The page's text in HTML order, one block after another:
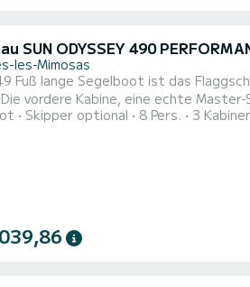
SUN ODYSSEY 490
les-Mimosas
Fuß lange Segelboot ist das
Die vordere Kabine, eine echte
eine zentrale Einheit mit
Skipper optional 8 Pers. 3